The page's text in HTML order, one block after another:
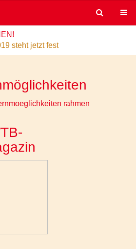
steht jetzt fest